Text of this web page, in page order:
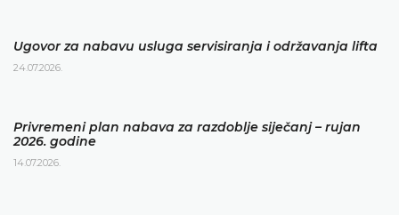
Ugovor za nabavu usluga servisiranja i održavanja lifta
24.07.2026.
Privremeni plan nabava za razdoblje siječanj – rujan
2026. godine
14.07.2026.